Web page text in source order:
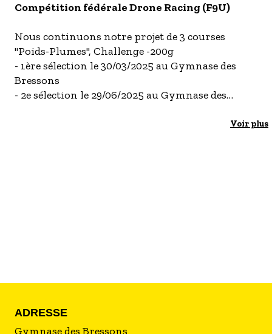
Compétition fédérale Drone Racing (F9U)
Nous continuons notre projet de 3 courses
"Poids-Plumes", Challenge -200g
- 1ère sélection le 30/03/2025 au Gymnase des
Bressons
- 2e sélection le 29/06/2025 au Gymnase des
- 3e course : Finale des Poids-Plumes les 25 et 26
2025
Voir plus
ADRESSE
Gymnase des Bressons